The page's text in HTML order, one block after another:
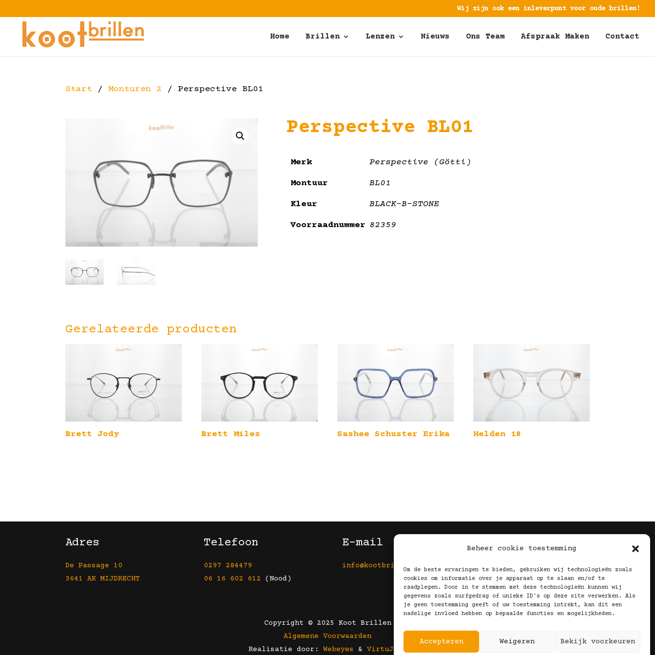
Beheer cookie toestemming
Om de beste ervaringen te bieden, gebruiken wij technologieën zoals
cookies om informatie over je apparaat op te slaan en/of te
raadplegen. Door in te stemmen met deze technologieën kunnen wij
gegevens zoals surfgedrag of unieke ID's op deze site verwerken. Als
je geen toestemming geeft of uw toestemming intrekt, kan dit een
nadelige invloed hebben op bepaalde functies en mogelijkheden.
Accepteren Weigeren Bekijk voorkeuren
Wij zijn ook een inleverpunt voor oude brillen!
Home Brillen Lenzen Nieuws Ons Team Afspraak Maken Contact
Start /Monturen 2 / Perspective BL01
Perspective BL01
Merk Perspective (Götti)
Montuur BL01
Kleur BLACK-B-STONE
Voorraadnummer 82359
Gerelateerde producten
Brett Jody Brett Miles Sashee Schuster Erika Helden 18
Adres
De Passage 10
3641 AK MIJDRECHT
Telefoon
0297 284479
06 16 602 612 (Nood)
E-mail
info@kootbrillen.nl
Volg Ons!
Copyright © 2025 Koot Brillen
Algemene Voorwaarden
Realisatie door: Webeyes & VirtuJoos